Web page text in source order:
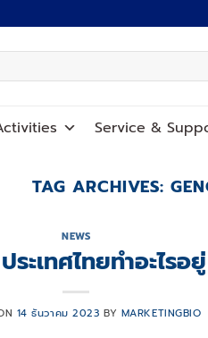
Service &
TAG ARCHIVES:
NEWS
เทศไทยทำอะไรอยู่
14 ธันวาคม 2023 BY MARKETINGBIO